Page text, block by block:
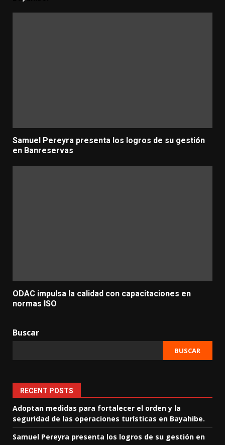
Samuel Pereyra presenta los logros de su gestión
en Banreservas
ODAC impulsa la calidad con capacitaciones en
normas ISO
Buscar
BUSCAR
RECENT POSTS
Adoptan medidas para fortalecer el orden y la
seguridad de las operaciones turísticas en Bayahibe.
Samuel Pereyra presenta los logros de su gestión en